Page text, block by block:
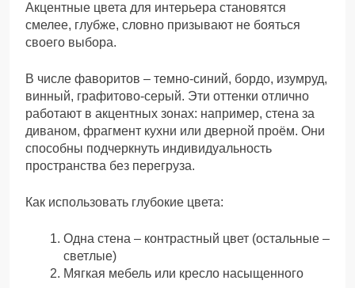
Акцентные цвета для интерьера становятся
смелее, глубже, словно призывают не бояться
своего выбора.
В числе фаворитов – темно-синий, бордо, изумруд,
винный, графитово-серый. Эти оттенки отлично
работают в акцентных зонах: например, стена за
диваном, фрагмент кухни или дверной проём. Они
способны подчеркнуть индивидуальность
пространства без перегруза.
Как использовать глубокие цвета:
Одна стена – контрастный цвет (остальные –
светлые)
Мягкая мебель или кресло насыщенного